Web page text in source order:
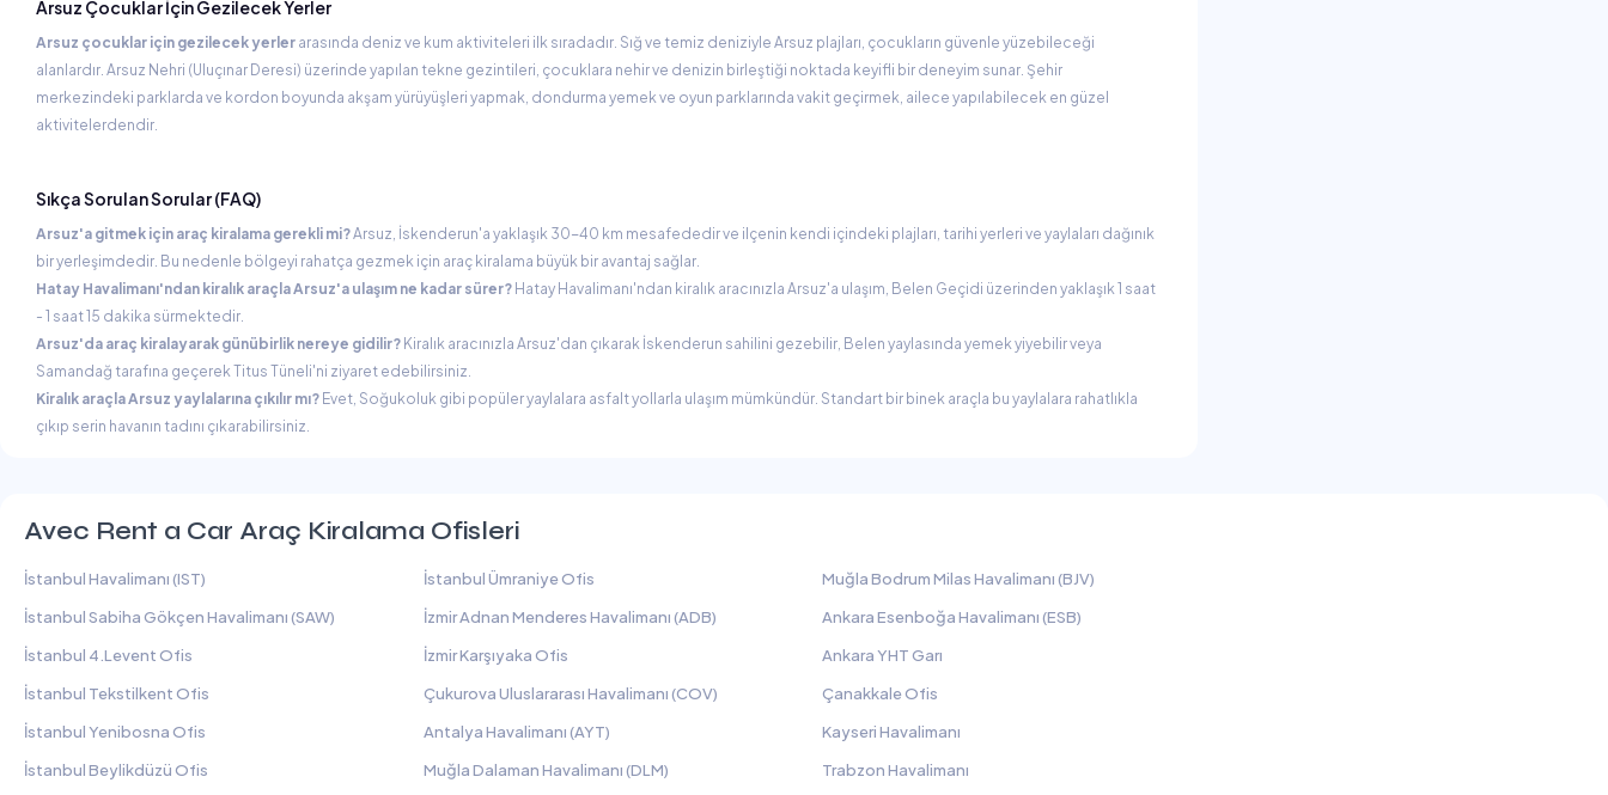
Arsuz Çocuklar İçin Gezilecek Yerler
Arsuz çocuklar için gezilecek yerler arasında deniz ve kum aktiviteleri ilk sıradadır. Sığ ve temiz deniziyle Arsuz plajları, çocukların güvenle yüzebileceği
alanlardır. Arsuz Nehri (Uluçınar Deresi) üzerinde yapılan tekne gezintileri, çocuklara nehir ve denizin birleştiği noktada keyifli bir deneyim sunar. Şehir
merkezindeki parklarda ve kordon boyunda akşam yürüyüşleri yapmak, dondurma yemek ve oyun parklarında vakit geçirmek, ailece yapılabilecek en güzel
aktivitelerdendir.
Sıkça Sorulan Sorular (FAQ)
Arsuz'a gitmek için araç kiralama gerekli mi?Arsuz, İskenderun'a yaklaşık 30-40 km mesafededir ve ilçenin kendi içindeki plajları, tarihi yerleri ve yaylaları dağınık
bir yerleşimdedir. Bu nedenle bölgeyi rahatça gezmek için araç kiralama büyük bir avantaj sağlar.
Hatay Havalimanı'ndan kiralık araçla Arsuz'a ulaşım ne kadar sürer? Hatay Havalimanı'ndan kiralık aracınızla Arsuz'a ulaşım, Belen Geçidi üzerinden yaklaşık 1 saat
- 1 saat 15 dakika sürmektedir.
Arsuz'da araç kiralayarak günübirlik nereye gidilir? Kiralık aracınızla Arsuz'dan çıkarak İskenderun sahilini gezebilir, Belen yaylasında yemek yiyebilir veya
Samandağ tarafına geçerek Titus Tüneli'ni ziyaret edebilirsiniz.
Kiralık araçla Arsuz yaylalarına çıkılır mı? Evet, Soğukoluk gibi popüler yaylalara asfalt yollarla ulaşım mümkündür. Standart bir binek araçla bu yaylalara rahatlıkla
çıkıp serin havanın tadını çıkarabilirsiniz.
Avec Rent a Car Araç Kiralama Ofisleri
İstanbul Havalimanı (IST)
İstanbul Sabiha Gökçen Havalimanı (SAW)
İstanbul 4.Levent Ofis
İstanbul Tekstilkent Ofis
İstanbul Yenibosna Ofis
İstanbul Beylikdüzü Ofis
İstanbul Ümraniye Ofis
İzmir Adnan Menderes Havalimanı (ADB)
İzmir Karşıyaka Ofis
Çukurova Uluslararası Havalimanı (COV)
Antalya Havalimanı (AYT)
Muğla Dalaman Havalimanı (DLM)
Muğla Bodrum Milas Havalimanı (BJV)
Ankara Esenboğa Havalimanı (ESB)
Ankara YHT Garı
Çanakkale Ofis
Kayseri Havalimanı
Trabzon Havalimanı